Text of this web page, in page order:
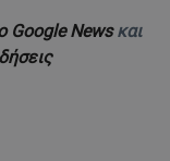
Google Newsκαι